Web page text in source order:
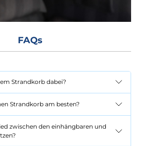
FAQs
Strandkorb dabei?
Strandkorb am besten?
zwischen den einhängbaren und